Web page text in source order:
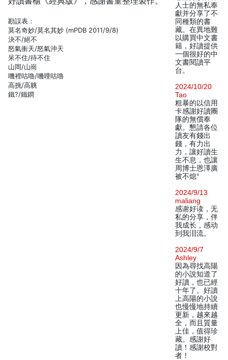
勘誤表：
莫名奇妙/莫名其妙 (mPDB 2011/9/8)
決不/絕不
怒氣衝天/怒氣沖天
呆不住/待不住
山岡/山崗
嘰裡咕嚕/嘰哩咕嚕
高挑/高䠷
鐵?/鐵鐧
人士的無私奉
獻并分享了不
同種類的書
藏。在異地難
以購買中文書
籍，好讀提供
一個很好的中
文書閱讀平
台。
2024/10/20
Tao
粗暴的以信用
卡感謝好讀團
隊的無償奉
獻。懇請各位
讀友有錢出
錢，有力出
力，讓好讀生
生不息，也讓
周博士恩澤廣
被不熄°
2024/9/13
maliang
感谢好读，无
私的分享，伴
我成长，感动
到我泪流。
2024/9/7
Ashley
因為尋找高陽
的小說知道了
好讀，也已經
十年了。好讀
上高陽的小說
也慢慢地持續
更新，越來越
全，而且質量
上佳，值得珍
藏。感謝好
讀！感謝校對
者！